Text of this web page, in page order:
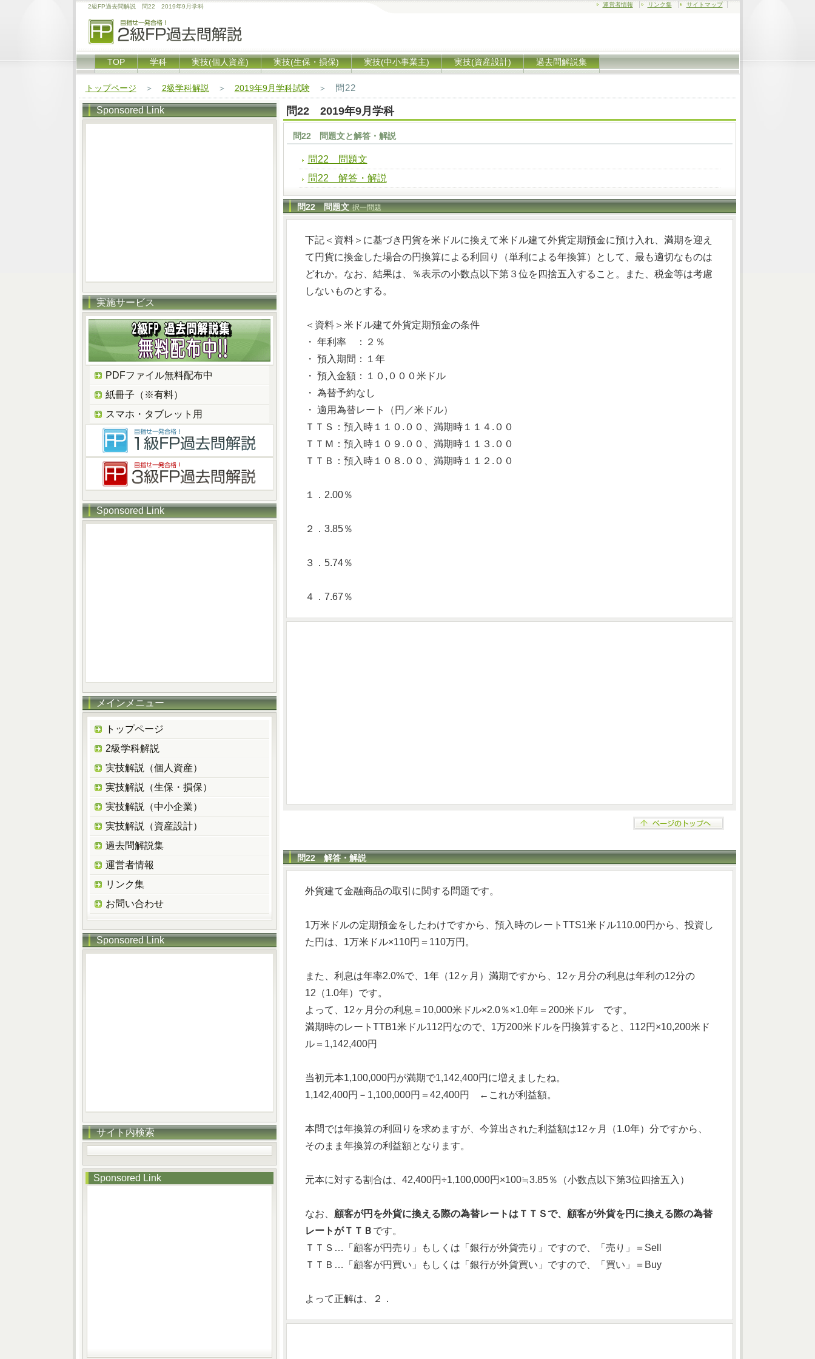
2級FP過去問解説 問22 2019年9月学科 運営者情報 リンク集 サイトマップ
TOP 学科 実技(個人資産) 実技(生保・損保) 実技(中小事業主) 実技(資産設計) 過去問解説集
トップページ ＞ 2級学科解説 ＞ 2019年9月学科試験＞ 問22
問22 2019年9月学科
問22 問題文と解答・解説
問22 問題文
問22 解答・解説
問22 問題文 択一問題
下記＜資料＞に基づき円貨を米ドルに換えて米ドル建て外貨定期預金に預け入れ、満期を迎え
て円貨に換金した場合の円換算による利回り（単利による年換算）として、最も適切なものは
どれか。なお、結果は、％表示の小数点以下第３位を四捨五入すること。また、税金等は考慮
しないものとする。
＜資料＞米ドル建て外貨定期預金の条件
・ 年利率 ：２％
・ 預入期間：１年
・ 預入金額：１０,０００米ドル
・ 為替予約なし
・ 適用為替レート（円／米ドル）
ＴＴＳ：預入時１１０.００、満期時１１４.００
ＴＴＭ：預入時１０９.００、満期時１１３.００
ＴＴＢ：預入時１０８.００、満期時１１２.００
１．2.00％
２．3.85％
３．5.74％
４．7.67％
問22 解答・解説
外貨建て金融商品の取引に関する問題です。
1万米ドルの定期預金をしたわけですから、預入時のレートTTS1米ドル110.00円から、投資し
た円は、1万米ドル×110円＝110万円。
また、利息は年率2.0%で、1年（12ヶ月）満期ですから、12ヶ月分の利息は年利の12分の
12（1.0年）です。
よって、12ヶ月分の利息＝10,000米ドル×2.0％×1.0年＝200米ドル です。
満期時のレートTTB1米ドル112円なので、1万200米ドルを円換算すると、112円×10,200米ド
ル＝1,142,400円
当初元本1,100,000円が満期で1,142,400円に増えましたね。
1,142,400円－1,100,000円＝42,400円 ←これが利益額。
本問では年換算の利回りを求めますが、今算出された利益額は12ヶ月（1.0年）分ですから、
そのまま年換算の利益額となります。
元本に対する割合は、42,400円÷1,100,000円×100≒3.85％（小数点以下第3位四捨五入）
なお、 顧客が円を外貨に換える際の為替レートはＴＴＳで、顧客が外貨を円に換える際の為替
レートがＴＴＢ です。
ＴＴＳ…「顧客が円売り」もしくは「銀行が外貨売り」ですので、「売り」＝Sell
ＴＴＢ…「顧客が円買い」もしくは「銀行が外貨買い」ですので、「買い」＝Buy
よって正解は、２．
Sponsored Link
実施サービス
PDFファイル無料配布中
紙冊子（※有料）
スマホ・タブレット用
Sponsored Link
メインメニュー
トップページ
2級学科解説
実技解説（個人資産）
実技解説（生保・損保）
実技解説（中小企業）
実技解説（資産設計）
過去問解説集
運営者情報
リンク集
お問い合わせ
Sponsored Link
サイト内検索
Sponsored Link